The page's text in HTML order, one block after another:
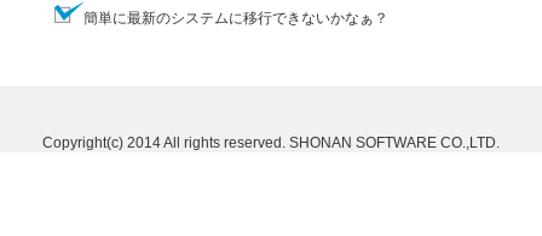
簡単に最新のシステムに移行できないかなぁ？
Copyright(c) 2014 All rights reserved. SHONAN SOFTWARE CO.,LTD.